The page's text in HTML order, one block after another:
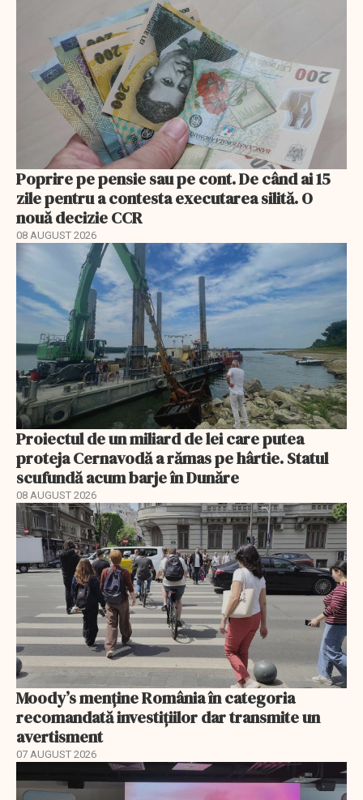
Poprire pe pensie sau pe cont. De când ai 15
zile pentru a contesta executarea silită. O
nouă decizie CCR
08 AUGUST 2026
Proiectul de un miliard de lei care putea
proteja Cernavodă a rămas pe hârtie. Statul
scufundă acum barje în Dunăre
08 AUGUST 2026
Moody’s menține România în categoria
recomandată investițiilor dar transmite un
avertisment
07 AUGUST 2026